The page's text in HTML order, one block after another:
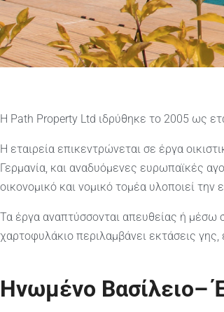
Η Path Property Ltd ιδρύθηκε το 2005 ως
Η εταιρεία επικεντρώνεται σε έργα
Γερμανία, και αναδυόμενες ευρωπαϊκές
οικονομικό και νομικό τομέα υλοποιεί την
Τα έργα αναπτύσσονται απευθείας ή μέσω
χαρτοφυλάκιο περιλαμβάνει εκτάσεις
Ηνωμένο Βασίλειο–